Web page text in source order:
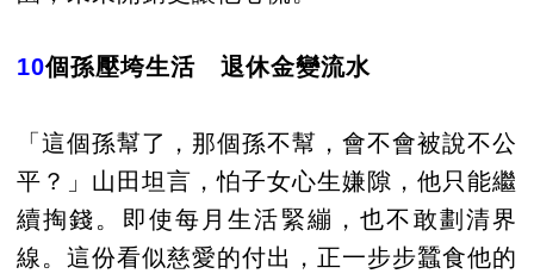
10個孫壓垮生活 退休金變流水
「這個孫幫了，那個孫不幫，會不會被說不公
平？」山田坦言，怕子女心生嫌隙，他只能繼
續掏錢。即使每月生活緊繃，也不敢劃清界
線。這份看似慈愛的付出，正一步步蠶食他的